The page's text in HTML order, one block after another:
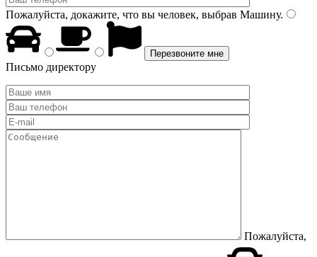
Пожалуйста, докажите, что вы человек, выбрав Машину.
Письмо директору
Пожалуйста,